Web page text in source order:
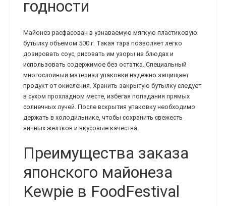
годности
Майонез расфасован в узнаваемую мягкую пластиковую
бутылку объемом 500 г. Такая тара позволяет легко
дозировать соус, рисовать им узоры на блюдах и
использовать содержимое без остатка. Специальный
многослойный материал упаковки надежно защищает
продукт от окисления. Хранить закрытую бутылку следует
в сухом прохладном месте, избегая попадания прямых
солнечных лучей. После вскрытия упаковку необходимо
держать в холодильнике, чтобы сохранить свежесть
яичных желтков и вкусовые качества.
Преимущества заказа
японского майонеза
Kewpie в FoodFestival